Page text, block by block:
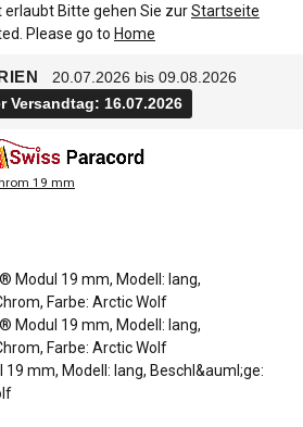
Bitte gehen Sie zurStartseite
Please go to Home
20.07.2026 bis 09.08.2026
Versandtag: 16.07.2026
19 mm